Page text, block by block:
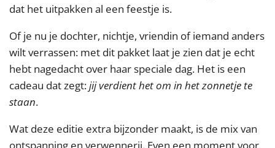
dat het uitpakken al een feestje is.
Of je nu je dochter, nichtje, vriendin of iemand anders
wilt verrassen: met dit pakket laat je zien dat je echt
hebt nagedacht over haar speciale dag. Het is een
cadeau dat zegt:jij verdient het om in het zonnetje te
staan.
Wat deze editie extra bijzonder maakt, is de mix van